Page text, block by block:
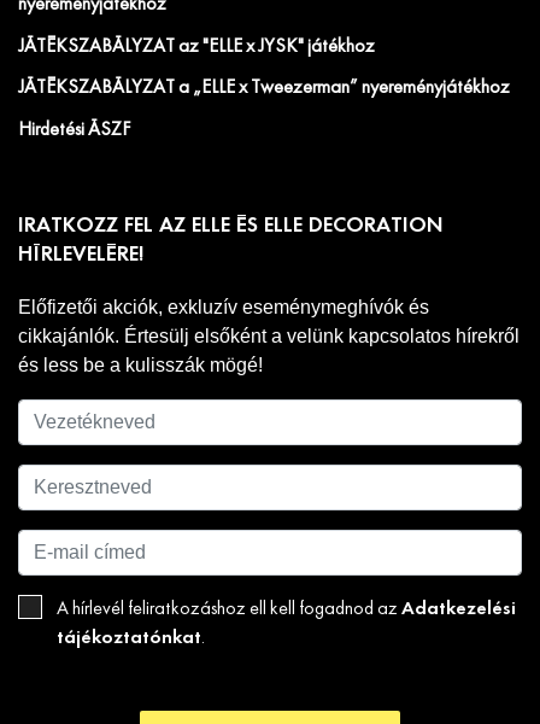
nyereményjátékhoz
JÁTÉKSZABÁLYZAT az "ELLE x JYSK" játékhoz
JÁTÉKSZABÁLYZAT a „ELLE x Tweezerman” nyereményjátékhoz
Hirdetési ÁSZF
IRATKOZZ FEL AZ ELLE ÉS ELLE DECORATION
HÍRLEVELÉRE!
Előfizetői akciók, exkluzív eseménymeghívók és
cikkajánlók. Értesülj elsőként a velünk kapcsolatos hírekről
és less be a kulisszák mögé!
A hírlevél feliratkozáshoz ell kell fogadnod az Adatkezelési
tájékoztatónkat.